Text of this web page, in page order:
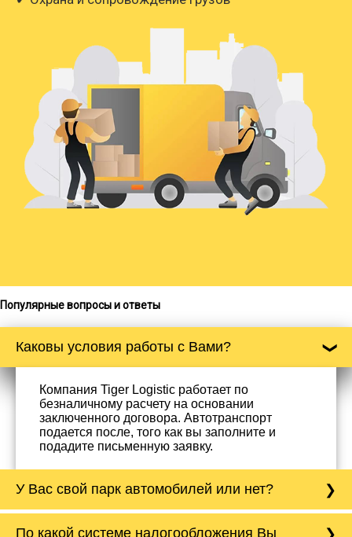
Популярные вопросы и ответы
Каковы условия работы с Вами?
Компания Tiger Logistic работает по
безналичному расчету на основании
заключенного договора. Автотранспорт
подается после, того как вы заполните и
подадите письменную заявку.
У Вас свой парк автомобилей или нет?
насчитывает более 50 автомобилей
По какой системе налогообложения Вы